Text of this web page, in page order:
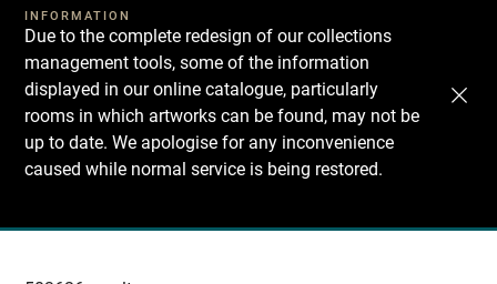
INFORMATION
Due to the complete redesign of our collections
management tools, some of the information
displayed in our online catalogue, particularly
rooms in which artworks can be found, may not be
up to date. We apologise for any inconvenience
caused while normal service is being restored.
Recherche